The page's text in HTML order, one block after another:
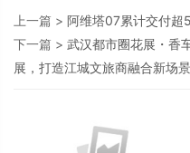
上一篇 > 阿维塔07累计交付超
下一篇 > 武汉都市圈花展・香
展，打造江城文旅商融合新场景